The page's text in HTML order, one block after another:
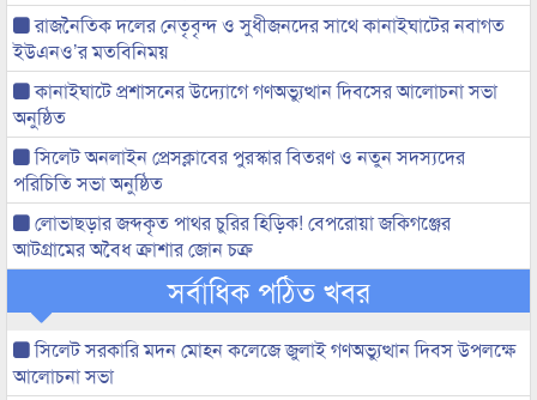
রাজনৈতিক দলের নেতৃবৃন্দ ও সুধীজনদের সাথে কানাইঘাটের নবাগত
ইউএনও’র মতবিনিময়
কানাইঘাটে প্রশাসনের উদ্যোগে গণঅভ্যুত্থান দিবসের আলোচনা সভা
অনুষ্ঠিত
সিলেট অনলাইন প্রেসক্লাবের পুরস্কার বিতরণ ও নতুন সদস্যদের
পরিচিতি সভা অনুষ্ঠিত
লোভাছড়ার জব্দকৃত পাথর চুরির হিড়িক! বেপরোয়া জকিগঞ্জের
আটগ্রামের অবৈধ ক্রাশার জোন চক্র
সর্বাধিক পঠিত খবর
সিলেট সরকারি মদন মোহন কলেজে জুলাই গণঅভ্যুত্থান দিবস উপলক্ষে
আলোচনা সভা